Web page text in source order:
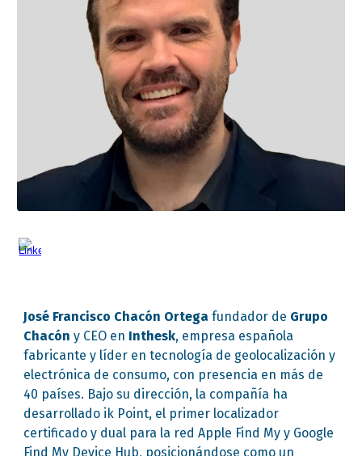
José Francisco Chacón Ortegafundador de Grupo
Chacón y CEO en Inthesk, empresa española
fabricante y líder en tecnología de geolocalización y
electrónica de consumo, con presencia en más de
40 países. Bajo su dirección, la compañía ha
desarrollado ik Point, el primer localizador
certificado y dual para la red Apple Find My y Google
Find My Device Hub, posicionándose como un